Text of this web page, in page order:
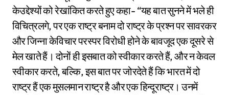
केउद्देश्यों को रेखांकित करते हुए कहा- “यह बात सुनने में भले ही
विचित्रलगे, पर एक राष्ट्र बनाम दो राष्ट्र के प्रश्न पर सावरकर
और जिन्ना केविचार परस्पर विरोधी होने के बावजूद एक दूसरे से
मेल खाते हैं। दोनों ही इसबात को स्वीकार करते हैं, और न केवल
स्वीकार करते, बल्कि, इस बात पर जोरदेते हैं कि भारत में दो
राष्ट्र हैं एक मुसलमान राष्ट्र है और एक हिन्दूराष्ट्र। उनमें